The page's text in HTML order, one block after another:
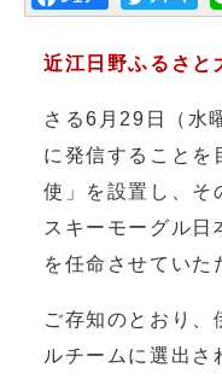
近江日野ふるさと
さる6月29日（水
に発信することを
使」を設置し、そ
スキーモーグル日
を任命させていた
ご存知のとおり、
ルチームに選出さ